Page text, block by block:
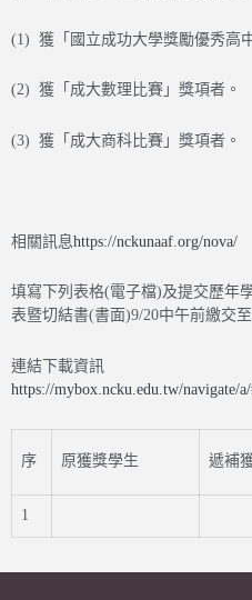
(1) 獲「國立成功大學獎勵優秀高
(2) 獲「成大數理比賽」獎項者。
(3) 獲「成大商科比賽」獎項者。
相關訊息https://nckunaaf.org/nova/
填寫下列表格(電子檔)及提交歷年
表暨切結書(書面)9/20中午前繳交
連結下載資訊
https://mybox.ncku.edu.tw/navigate/
序 原獲獎學生 遞補
1